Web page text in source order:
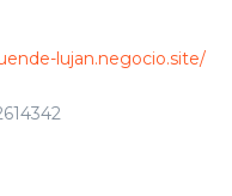
lujan.negocio.site/